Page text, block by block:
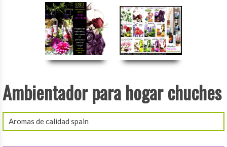
Ambientador para hogar chuches
Aromas de calidad spain